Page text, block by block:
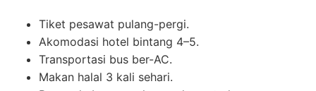
Tiket pesawat pulang-pergi.
Akomodasi hotel bintang 4–5.
Transportasi bus ber-AC.
Makan halal 3 kali sehari.